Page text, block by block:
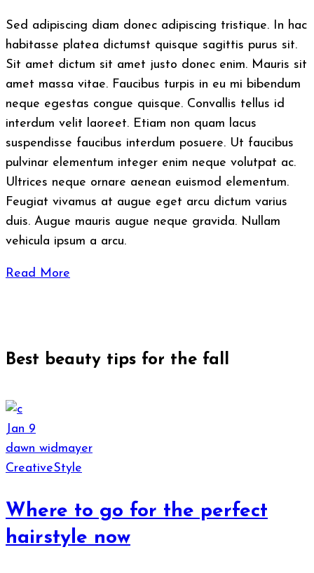
Sed adipiscing diam donec adipiscing tristique. In hac
habitasse platea dictumst quisque sagittis purus sit.
Sit amet dictum sit amet justo donec enim. Mauris sit
amet massa vitae. Faucibus turpis in eu mi bibendum
neque egestas congue quisque. Convallis tellus id
interdum velit laoreet. Etiam non quam lacus
suspendisse faucibus interdum posuere. Ut faucibus
pulvinar elementum integer enim neque volutpat ac.
Ultrices neque ornare aenean euismod elementum.
Feugiat vivamus at augue eget arcu dictum varius
duis. Augue mauris augue neque gravida. Nullam
vehicula ipsum a arcu.
Read More
Best beauty tips for the fall
Jan 9
dawn widmayer
CreativeStyle
Where to go for the perfect
hairstyle now